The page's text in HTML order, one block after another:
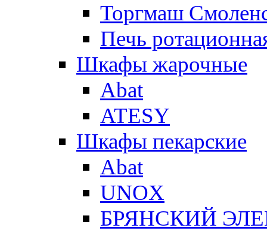
Торгмаш
Печь
Шкафы жарочные
Abat
ATESY
Шкафы пекарские
Abat
UNOX
БРЯНСКИЙ